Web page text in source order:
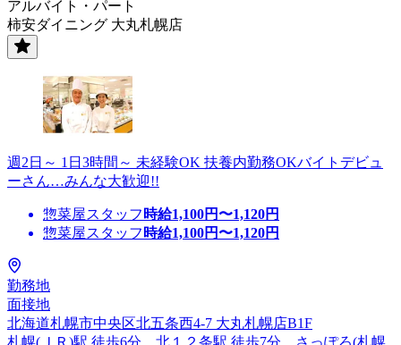
アルバイト・パート
柿安ダイニング 大丸札幌店
週2日～ 1日3時間～ 未経験OK 扶養内勤務OKバイトデビュ
ーさん…みんな大歓迎!!
惣菜屋スタッフ 時給1,100円〜1,120円
惣菜屋スタッフ 時給1,100円〜1,120円
勤務地
面接地
北海道札幌市中央区北五条西4-7 大丸札幌店B1F
札幌(ＪＲ)駅 徒歩6分、北１２条駅 徒歩7分、さっぽろ(札幌